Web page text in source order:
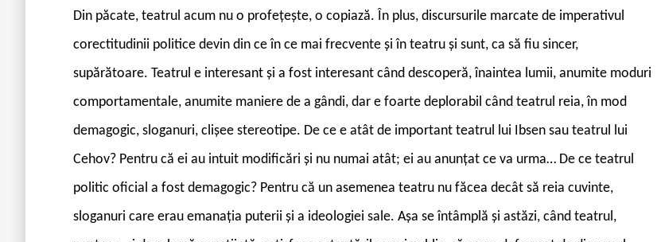
Din păcate, teatrul acum nu o profețește, o copiază. În plus, discursurile marcate de imperativul
corectitudinii politice devin din ce în ce mai frecvente și în teatru și sunt, ca să fiu sincer,
supărătoare. Teatrul e interesant și a fost interesant când descoperă, înaintea lumii, anumite moduri
comportamentale, anumite maniere de a gândi, dar e foarte deplorabil când teatrul reia, în mod
demagogic, sloganuri, clișee stereotipe. De ce e atât de important teatrul lui Ibsen sau teatrul lui
Cehov? Pentru că ei au intuit modificări și nu numai atât; ei au anunțat ce va urma… De ce teatrul
politic oficial a fost demagogic? Pentru că un asemenea teatru nu făcea decât să reia cuvinte,
sloganuri care erau emanația puterii și a ideologiei sale. Așa se întâmplă și astăzi, când teatrul,